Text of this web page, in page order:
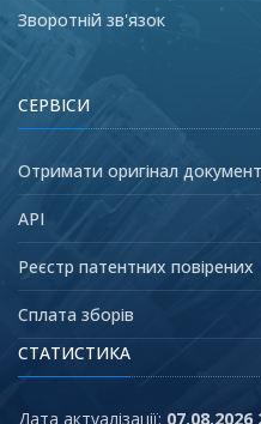
Зворотній зв'язок
СЕРВІСИ
Отримати оригінал
API
Реєстр патентних повірених
Сплата зборів
СТАТИСТИКА
Дата актуалізації: 07.08.2026